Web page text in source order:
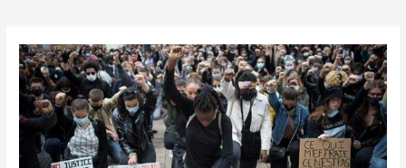
Etat
de
choc